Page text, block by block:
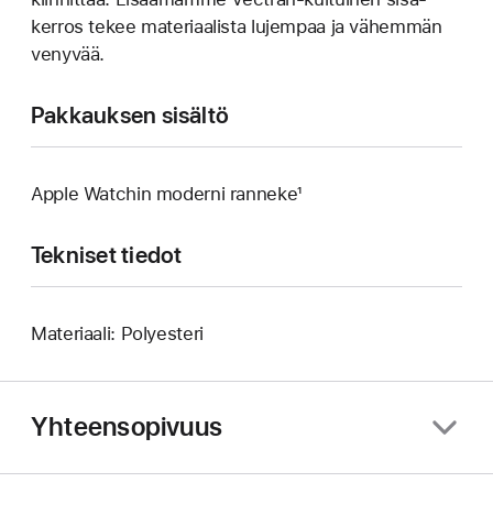
kerros tekee materiaalista lujempaa ja vähemmän
venyvää.
Pakkauksen sisältö
Apple Watchin moderni ranneke¹
Tekniset tiedot
Materiaali: Polyesteri
Yhteensopivuus